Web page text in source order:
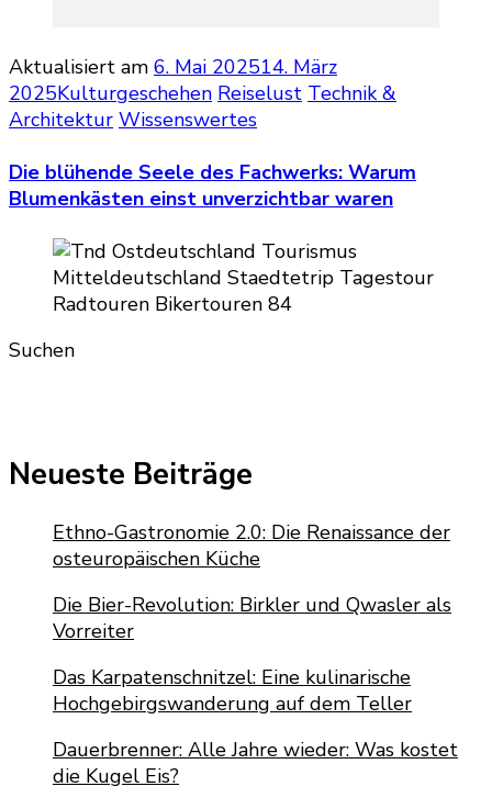
Aktualisiert am 6. Mai 202514. März
2025Kulturgeschehen Reiselust Technik &
Architektur Wissenswertes
Die blühende Seele des Fachwerks: Warum
Blumenkästen einst unverzichtbar waren
Suchen
Neueste Beiträge
Ethno-Gastronomie 2.0: Die Renaissance der
osteuropäischen Küche
Die Bier-Revolution: Birkler und Qwasler als
Vorreiter
Das Karpatenschnitzel: Eine kulinarische
Hochgebirgswanderung auf dem Teller
Dauerbrenner: Alle Jahre wieder: Was kostet
die Kugel Eis?